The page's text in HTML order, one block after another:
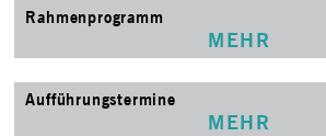
Rahmenprogramm
MEHR
Aufführungstermine
MEHR